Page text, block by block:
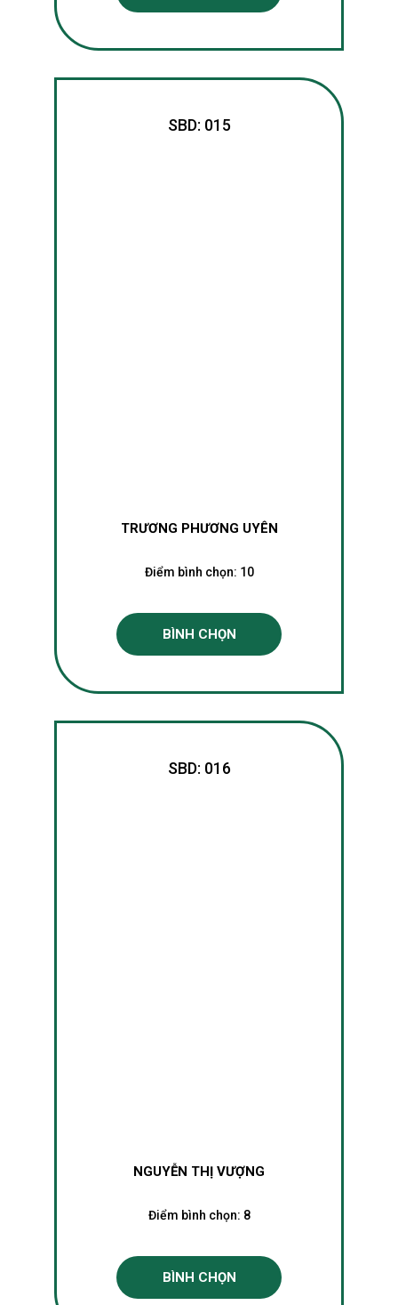
SBD: 015
TRƯƠNG PHƯƠNG UYÊN
Điểm bình chọn: 10
BÌNH CHỌN
SBD: 016
NGUYỄN THỊ VƯỢNG
Điểm bình chọn: 8
BÌNH CHỌN